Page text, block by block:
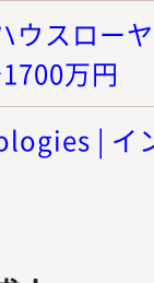
ウスロー
万円
| イ